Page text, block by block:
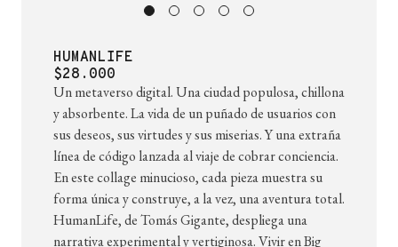
HUMANLIFE
$28.000
Un metaverso digital. Una ciudad populosa, chillona
y absorbente. La vida de un puñado de usuarios con
sus deseos, sus virtudes y sus miserias. Y una extraña
línea de código lanzada al viaje de cobrar conciencia.
En este collage minucioso, cada pieza muestra su
forma única y construye, a la vez, una aventura total.
HumanLife, de Tomás Gigante, despliega una
narrativa experimental y vertiginosa. Vivir en Big